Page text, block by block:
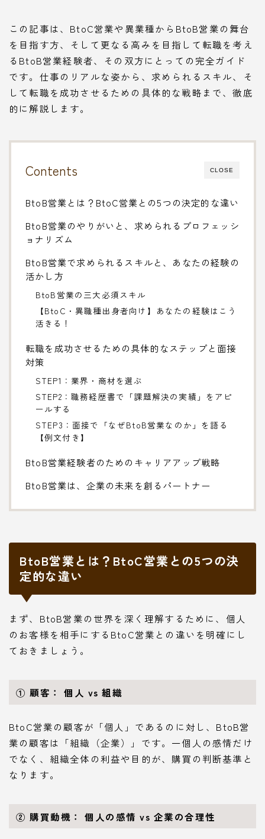
この記事は、BtoC営業や異業種からBtoB営業の舞台
を目指す方、そして更なる高みを目指して転職を考え
るBtoB営業経験者、その双方にとっての完全ガイド
です。仕事のリアルな姿から、求められるスキル、そ
して転職を成功させるための具体的な戦略まで、徹底
的に解説します。
CLOSE
Contents
BtoB営業とは？BtoC営業との5つの決定的な違い
BtoB営業のやりがいと、求められるプロフェッシ
ョナリズム
BtoB営業で求められるスキルと、あなたの経験の
活かし方
BtoB営業の三大必須スキル
【BtoC・異職種出身者向け】あなたの経験はこう
活きる！
転職を成功させるための具体的なステップと面接
対策
STEP1：業界・商材を選ぶ
STEP2：職務経歴書で「課題解決の実績」をアピ
ールする
STEP3：面接で「なぜBtoB営業なのか」を語る
【例文付き】
BtoB営業経験者のためのキャリアアップ戦略
BtoB営業は、企業の未来を創るパートナー
BtoB営業とは？BtoC営業との5つの決
定的な違い
まず、BtoB営業の世界を深く理解するために、個人
のお客様を相手にするBtoC営業との違いを明確にし
ておきましょう。
① 顧客： 個人 vs 組織
BtoC営業の顧客が「個人」であるのに対し、BtoB営
業の顧客は「組織（企業）」です。一個人の感情だけ
でなく、組織全体の利益や目的が、購買の判断基準と
なります。
② 購買動機： 個人の感情 vs 企業の合理性